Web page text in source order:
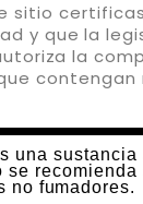
sitio
y que la
la
contengan
una sustancia
se recomienda
no fumadores.